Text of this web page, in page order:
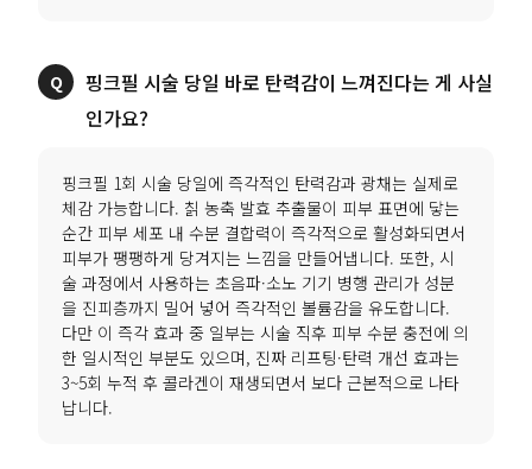
핑크필 시술 당일 바로 탄력감이 느껴진다는 게 사실
인가요?
핑크필 1회 시술 당일에 즉각적인 탄력감과 광채는 실제로
체감 가능합니다. 칡 농축 발효 추출물이 피부 표면에 닿는
순간 피부 세포 내 수분 결합력이 즉각적으로 활성화되면서
피부가 팽팽하게 당겨지는 느낌을 만들어냅니다. 또한, 시
술 과정에서 사용하는 초음파·소노 기기 병행 관리가 성분
을 진피층까지 밀어 넣어 즉각적인 볼륨감을 유도합니다.
다만 이 즉각 효과 중 일부는 시술 직후 피부 수분 충전에 의
한 일시적인 부분도 있으며, 진짜 리프팅·탄력 개선 효과는
3~5회 누적 후 콜라겐이 재생되면서 보다 근본적으로 나타
납니다.